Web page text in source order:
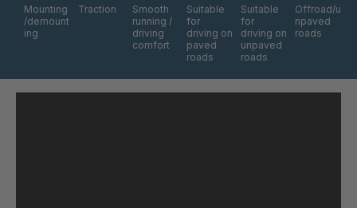
Mounting
/demount
ing
Traction
Smooth
running /
driving
comfort
Suitable
for
driving on
paved
roads
Suitable
for
driving on
unpaved
roads
Offroad/u
npaved
roads